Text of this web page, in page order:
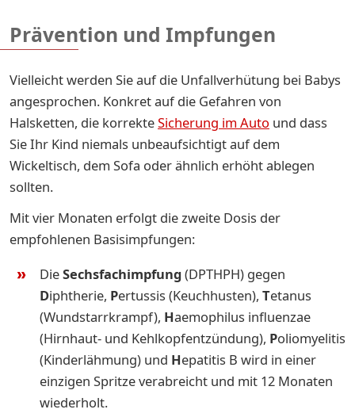
Prävention und Impfungen
Vielleicht werden Sie auf die Unfallverhütung bei Babys
angesprochen. Konkret auf die Gefahren von
Halsketten, die korrekteSicherung im Auto und dass
Sie Ihr Kind niemals unbeaufsichtigt auf dem
Wickeltisch, dem Sofa oder ähnlich erhöht ablegen
sollten.
Mit vier Monaten erfolgt die zweite Dosis der
empfohlenen Basisimpfungen:
DieSechsfachimpfung(DPTHPH) gegen
Diphtherie, Pertussis (Keuchhusten), Tetanus
(Wundstarrkrampf), Haemophilus influenzae
(Hirnhaut- und Kehlkopfentzündung), Poliomyelitis
(Kinderlähmung) und Hepatitis B wird in einer
einzigen Spritze verabreicht und mit 12 Monaten
wiederholt.